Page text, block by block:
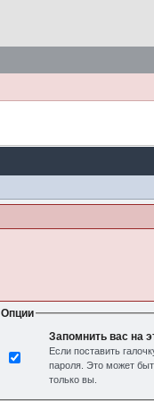
Опции
Запомнить вас на
Если поставить
пароля. Это может
только вы.